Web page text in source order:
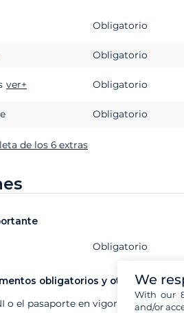
Obligatorio
Obligatorio
ver+ Obligatorio
Obligatorio
de los 6 extras
Obligatorio
obligatorios y otros
o el pasaporte en vigor
We
With our
and/or